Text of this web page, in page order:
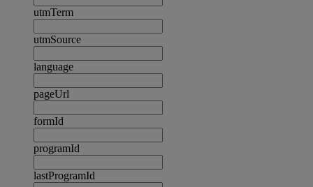
utmTerm
utmSource
language
pageUrl
formId
programId
lastProgramId